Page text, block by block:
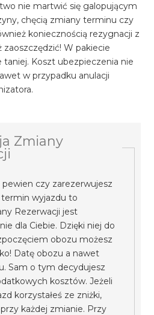
nie martwić się galopującym
chęcią zmiany terminu czy
koniecznością rezygnacji z
zaoszczędzić! W pakiecie
Koszt ubezpieczenia nie
w przypadku anulacji
Zmiany
pewien czy zarezerwujesz
wyjazdu to
Rezerwacji jest
dla Ciebie. Dzięki niej do
obozu możesz
Datę obozu a nawet
Sam o tym decydujesz
kosztów. Jeżeli
korzystałeś ze zniżki,
każdej zmianie. Przy